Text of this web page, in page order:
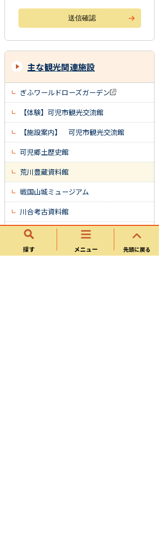
探す メニュー 先頭に戻る
主な観光関連施設
ぎふワールドローズガーデン
【体験】可児市観光交流館
【施設案内】 可児市観光交流館
可児郷土歴史館
荒川豊蔵資料館
戦国山城ミュージアム
川合考古資料館
可児市陶芸苑